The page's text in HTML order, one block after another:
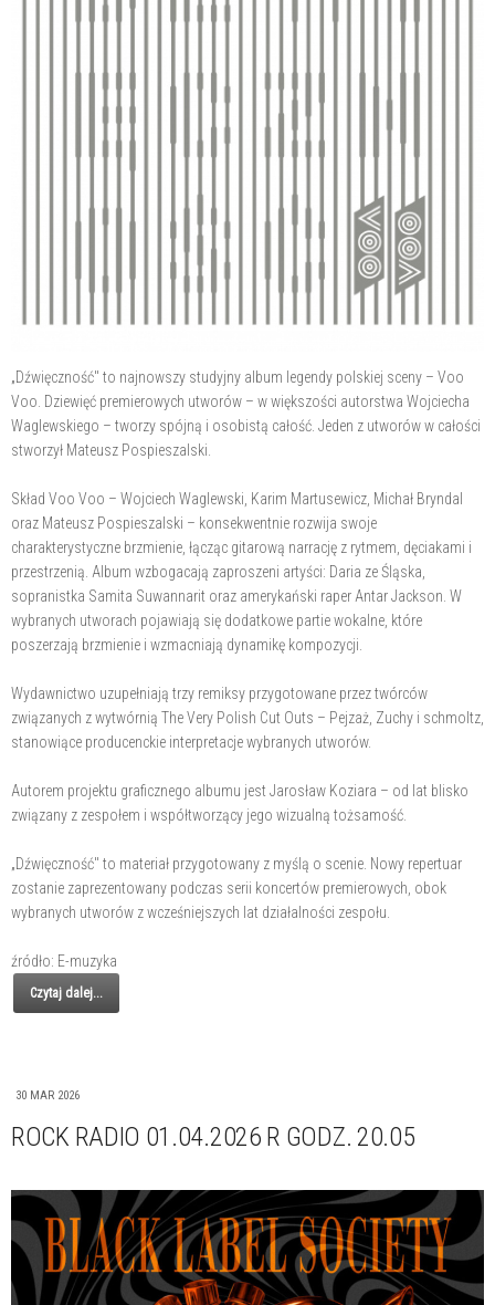
„Dźwięczność" to najnowszy studyjny album legendy polskiej sceny – Voo
Voo. Dziewięć premierowych utworów – w większości autorstwa Wojciecha
Waglewskiego – tworzy spójną i osobistą całość. Jeden z utworów w całości
stworzył Mateusz Pospieszalski.
Skład Voo Voo – Wojciech Waglewski, Karim Martusewicz, Michał Bryndal
oraz Mateusz Pospieszalski – konsekwentnie rozwija swoje
charakterystyczne brzmienie, łącząc gitarową narrację z rytmem, dęciakami i
przestrzenią. Album wzbogacają zaproszeni artyści: Daria ze Śląska,
sopranistka Samita Suwannarit oraz amerykański raper Antar Jackson. W
wybranych utworach pojawiają się dodatkowe partie wokalne, które
poszerzają brzmienie i wzmacniają dynamikę kompozycji.
Wydawnictwo uzupełniają trzy remiksy przygotowane przez twórców
związanych z wytwórnią The Very Polish Cut Outs – Pejzaż, Zuchy i schmoltz,
stanowiące producenckie interpretacje wybranych utworów.
Autorem projektu graficznego albumu jest Jarosław Koziara – od lat blisko
związany z zespołem i współtworzący jego wizualną tożsamość.
„Dźwięczność" to materiał przygotowany z myślą o scenie. Nowy repertuar
zostanie zaprezentowany podczas serii koncertów premierowych, obok
wybranych utworów z wcześniejszych lat działalności zespołu.
źródło: E-muzyka
Czytaj dalej...
30 MAR 2026
ROCK RADIO 01.04.2026 R GODZ. 20.05